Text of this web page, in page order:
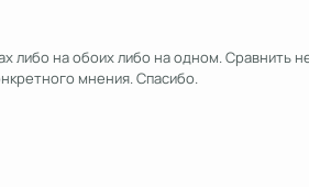
на обоих либо на одном. Сравнить
мнения. Спасибо.